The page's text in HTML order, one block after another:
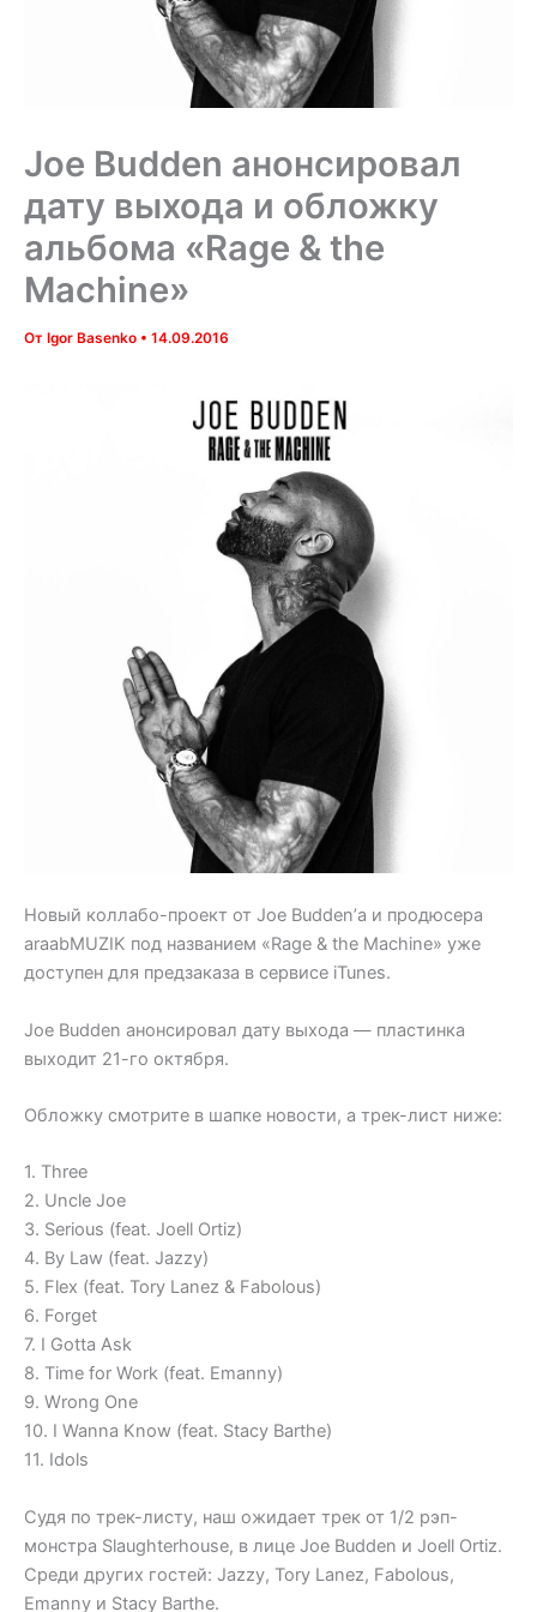
Joe Budden анонсировал
дату выхода и обложку
альбома «Rage & the
Machine»
От Igor Basenko • 14.09.2016
Новый коллабо-проект от Joe Budden’а и продюсера
araabMUZIK под названием «Rage & the Machine» уже
доступен для предзаказа в сервисе iTunes.
Joe Budden анонсировал дату выхода — пластинка
выходит 21-го октября.
Обложку смотрите в шапке новости, а трек-лист ниже:
1. Three
2. Uncle Joe
3. Serious (feat. Joell Ortiz)
4. By Law (feat. Jazzy)
5. Flex (feat. Tory Lanez & Fabolous)
6. Forget
7. I Gotta Ask
8. Time for Work (feat. Emanny)
9. Wrong One
10. I Wanna Know (feat. Stacy Barthe)
11. Idols
Судя по трек-листу, наш ожидает трек от 1/2 рэп-
монстра Slaughterhouse, в лице Joe Budden и Joell Ortiz.
Среди других гостей: Jazzy, Tory Lanez, Fabolous,
Emanny и Stacy Barthe.